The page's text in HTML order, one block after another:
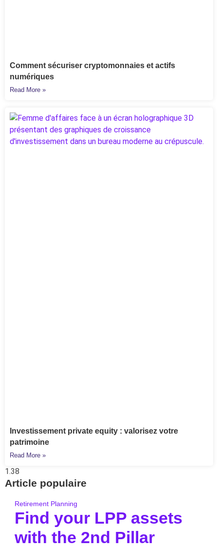
Comment sécuriser cryptomonnaies et actifs
numériques
Read More »
Investissement private equity : valorisez votre
patrimoine
Read More »
Article populaire
Retirement Planning
Find your LPP assets
with the 2nd Pillar